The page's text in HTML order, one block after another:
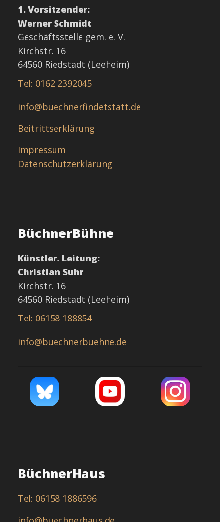
1. Vorsitzender:
Werner Schmidt
Geschäftsstelle gem. e. V.
Kirchstr. 16
64560 Riedstadt (Leeheim)
Tel: 0162 2392045
info@buechnerfindetstatt.de
Beitrittserklärung
Impressum
Datenschutzerklärung
BüchnerBühne
Künstler. Leitung:
Christian Suhr
Kirchstr. 16
64560 Riedstadt (Leeheim)
Tel: 06158 188854
info@buechnerbuehne.de
BüchnerHaus
Tel: 06158 1886596